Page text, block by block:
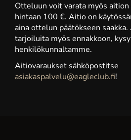
Otteluun voit varata myös
hintaan 100 €. Aitio on
aina ottelun päätökseen
tarjoiluita myös ennakkoon,
henkilökunnaltamme.
Aitiovaraukset sähköpostitse
asiakaspalvelu@eagleclub.fi!